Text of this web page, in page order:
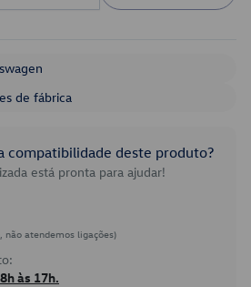
de fábrica
compatibilidade deste produto?
está pronta para ajudar!
não atendemos ligações)
às 17h.